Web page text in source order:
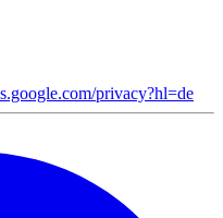
privacy?hl=de